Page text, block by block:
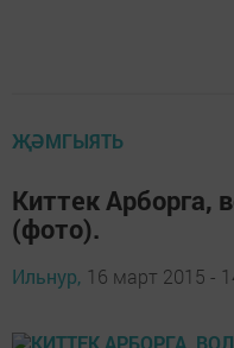
ҖӘМГЫЯТЬ
Киттек Арборга,
(фото).
Ильнур, 16 март 2015 -